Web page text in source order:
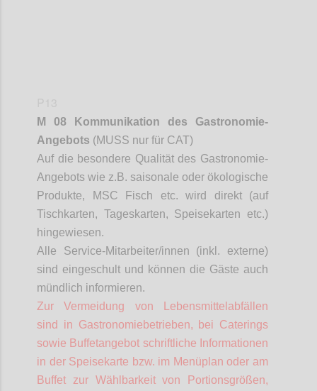
M 08 Kommunikation des Gastronomie-
Angebots (MUSS nur für CAT)
Auf die besondere Qualität des Gastronomie-
Angebots wie z.B. saisonale oder ökologische
Produkte, MSC Fisch etc. wird direkt (auf
Tischkarten, Tageskarten, Speisekarten etc.)
hingewiesen.
Alle Service-Mitarbeiter/innen (inkl. externe)
sind eingeschult und können die Gäste auch
mündlich informieren.
Zur Vermeidung von Lebensmittelabfällen
sind in Gastronomiebetrieben, bei Caterings
sowie Buffetangebot schriftliche Informationen
in der Speisekarte bzw. im Menüplan oder am
Buffet zur Wählbarkeit von Portionsgrößen,